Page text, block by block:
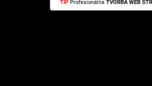
TIP Profesionálna TVORBA WEB